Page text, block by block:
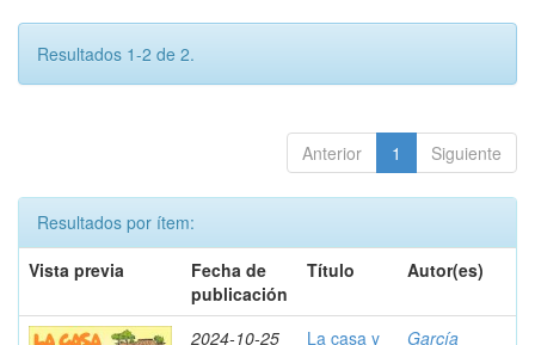
Resultados 1-2 de 2.
Anterior 1 Siguiente
Resultados por ítem:
Vista previa
Fecha de
publicación
Título Autor(es)
2024-10-25
La casa y
García